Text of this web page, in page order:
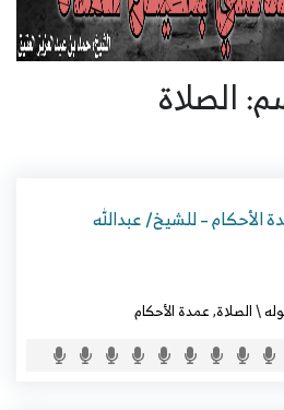
الصلاة
الأحكام – للشيخ/ عبدالله
\الصلاة,عمدة الأحكام